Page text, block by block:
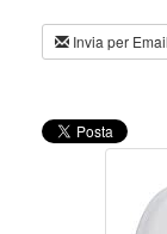
Invia per